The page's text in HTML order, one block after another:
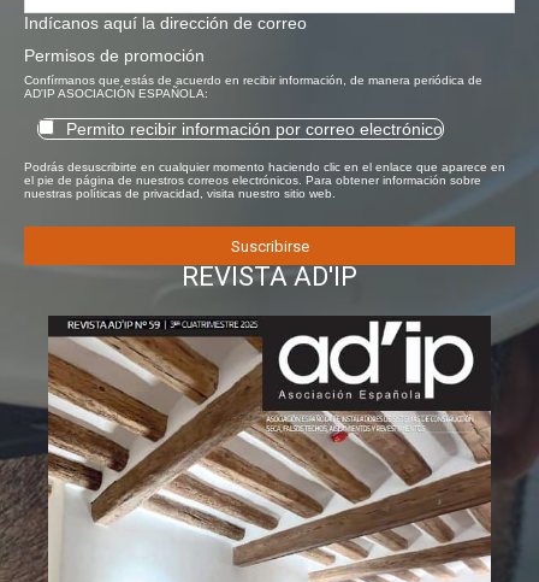
Indícanos aquí la dirección de correo
Permisos de promoción
Confírmanos que estás de acuerdo en recibir información, de manera periódica de
AD'IP ASOCIACIÓN ESPAÑOLA:
Permito recibir información por correo electrónico
Podrás desuscribirte en cualquier momento haciendo clic en el enlace que aparece en
el pie de página de nuestros correos electrónicos. Para obtener información sobre
nuestras políticas de privacidad, visita nuestro sitio web.
REVISTA AD'IP